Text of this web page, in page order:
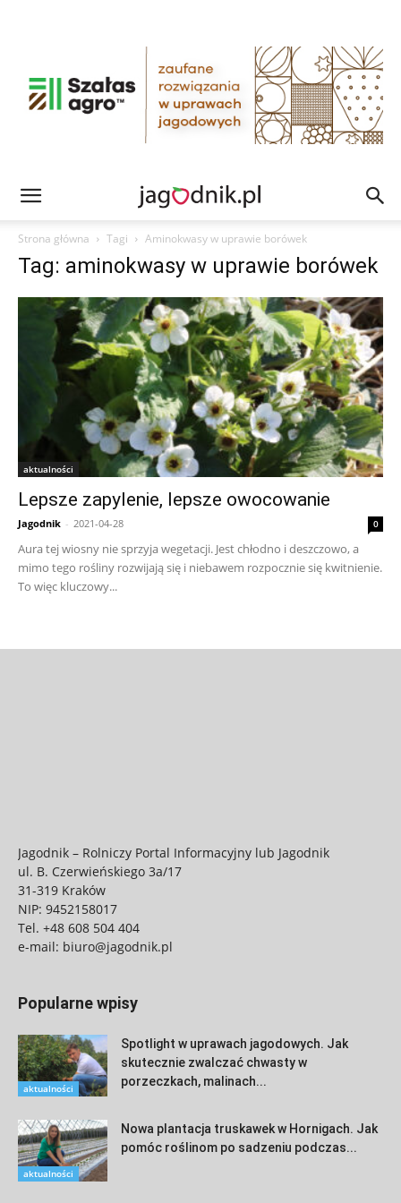
Strona główna Tagi Aminokwasy w uprawie borówek
Tag: aminokwasy w uprawie borówek
aktualności
Lepsze zapylenie, lepsze owocowanie
Jagodnik - 2021-04-28 0
Aura tej wiosny nie sprzyja wegetacji. Jest chłodno i deszczowo, a
mimo tego rośliny rozwijają się i niebawem rozpocznie się kwitnienie.
To więc kluczowy...
Jagodnik – Rolniczy Portal Informacyjny lub Jagodnik
ul. B. Czerwieńskiego 3a/17
31-319 Kraków
NIP: 9452158017
Tel. +48 608 504 404
e-mail: biuro@jagodnik.pl
Popularne wpisy
aktualności
Spotlight w uprawach jagodowych. Jak
skutecznie zwalczać chwasty w
porzeczkach, malinach...
aktualności
Nowa plantacja truskawek w Hornigach. Jak
pomóc roślinom po sadzeniu podczas...